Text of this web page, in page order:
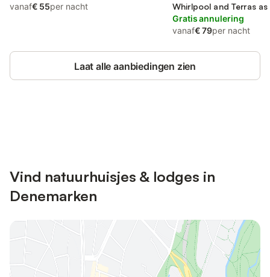
vanaf€ 55per nacht
Whirlpool and Terras as
Gratis annulering
vanaf€ 79per nacht
Laat alle aanbiedingen zien
Vind natuurhuisjes & lodges in
Denemarken